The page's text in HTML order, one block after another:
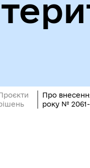
Про
року № 2061-